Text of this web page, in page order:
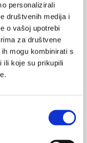
personalizirali
društvenih medija i
o vašoj upotrebi
za društvene
mogu kombinirati s
ili koje su prikupili
pojavnost
s transplantiranim
primjena ovog lijeka
(2, 4, 6).
simvastatina i
gadolinijem u
bolesti značajno je
kliničke pokazatelje